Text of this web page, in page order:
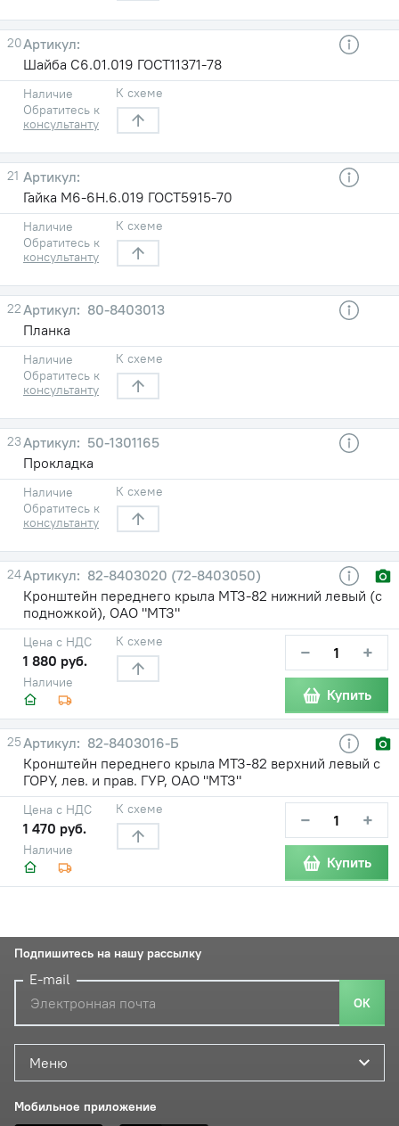
20
Шайба С6.01.019 ГОСТ11371-78
Наличие
Обратитесь к
консультанту
К схеме
21
Гайка М6-6Н.6.019 ГОСТ5915-70
Наличие
Обратитесь к
консультанту
К схеме
22
80-8403013
Планка
Наличие
Обратитесь к
консультанту
К схеме
23
50-1301165
Прокладка
Наличие
Обратитесь к
консультанту
К схеме
24
82-8403020 (72-8403050)
Кронштейн переднего крыла МТЗ-82 нижний левый (с
подножкой), ОАО "МТЗ"
Наличие
Цена с НДС
1 880 руб.
К схеме − +
Купить
25
82-8403016-Б
Кронштейн переднего крыла МТЗ-82 верхний левый с
ГОРУ, лев. и прав. ГУР, ОАО "МТЗ"
Наличие
Цена с НДС
1 470 руб.
К схеме − +
Купить
Меню
Мобильное приложение
Подпишитесь на нашу рассылку
E-mail
ОК